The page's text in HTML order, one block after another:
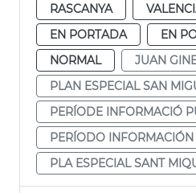
RASCANYA
EN PORTADA
EN
NORMAL
JUAN
PLAN ESPECIAL SAN
PERÍODE INFORMACIÓ
PERÍODO
PLA ESPECIAL SANT